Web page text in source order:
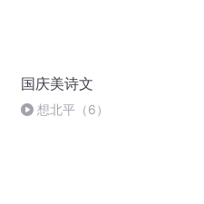
国庆美诗文
想北平（6）